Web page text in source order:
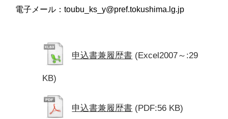
電子メール：toubu_ks_y@pref.tokushima.lg.jp
申込書兼履歴書 (Excel2007～:29
KB)
申込書兼履歴書 (PDF:56 KB)